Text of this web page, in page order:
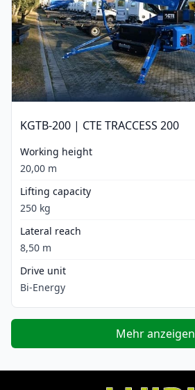
KGTB-200 | CTE TRACCESS 200
Working height
20,00 m
Lifting capacity
250 kg
Lateral reach
8,50 m
Drive unit
Bi-Energy
Mehr anzeigen